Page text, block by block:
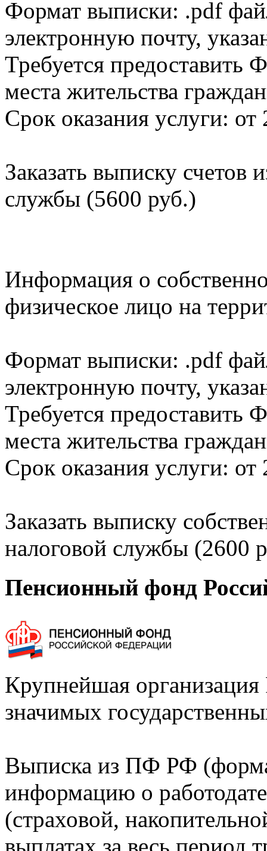
Формат выписки: .pdf
электронную почту,
Требуется
места жительства
Срок оказания услуги: от
Заказать выписку счетов
службы (5600 руб.)
Информация о
физическое лицо на
Формат выписки: .pdf
электронную почту,
Требуется
места жительства
Срок оказания услуги: от
Заказать выписку
налоговой службы (2600
Пенсионный фонд
Крупнейшая
значимых
Выписка из ПФ РФ
информацию о
(страховой,
выплатах за весь период